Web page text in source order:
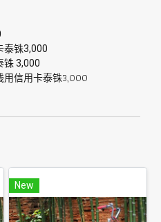
泰铢3,000
铢 3,000
用信用卡泰铢3,000
New